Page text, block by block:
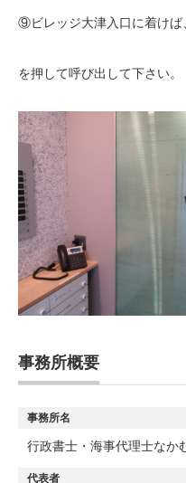
⑨ビレッジ大津入口に着けば
を押して呼び出して下さい。
事務所概要
事務所名
行政書士・海事代理士なか
代表者